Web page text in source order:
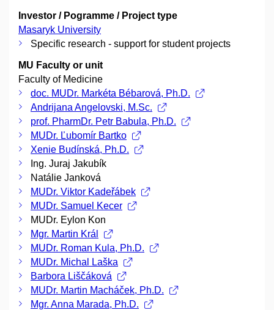
Investor / Pogramme / Project type
Masaryk University
Specific research - support for student projects
MU Faculty or unit
Faculty of Medicine
doc. MUDr. Markéta Bébarová, Ph.D.
Andrijana Angelovski, M.Sc.
prof. PharmDr. Petr Babula, Ph.D.
MUDr. Ľubomír Bartko
Xenie Budínská, Ph.D.
Ing. Juraj Jakubík
Natálie Janková
MUDr. Viktor Kadeřábek
MUDr. Samuel Kecer
MUDr. Eylon Kon
Mgr. Martin Král
MUDr. Roman Kula, Ph.D.
MUDr. Michal Laška
Barbora Liščáková
MUDr. Martin Macháček, Ph.D.
Mgr. Anna Marada, Ph.D.